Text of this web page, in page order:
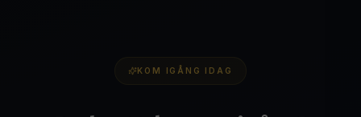
KOM IGÅNG IDAG